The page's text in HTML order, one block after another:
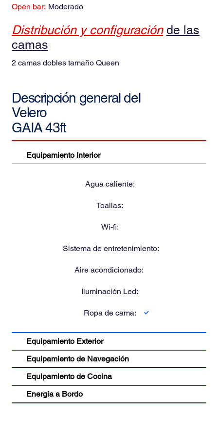
Open bar: Moderado
Distribución y configuración de las
camas
2 camas dobles tamaño Queen
Descripción general del
Velero
GAIA 43ft
Equipamiento Interior
Agua caliente:
Wi-fi:
Sistema de entretenimiento:
Aire acondicionado:
Toallas:
Ropa de cama:
Iluminación Led:
Equipamiento Exterior
Equipamiento de Navegación
Equipamiento de Cocina
Energía a Bordo